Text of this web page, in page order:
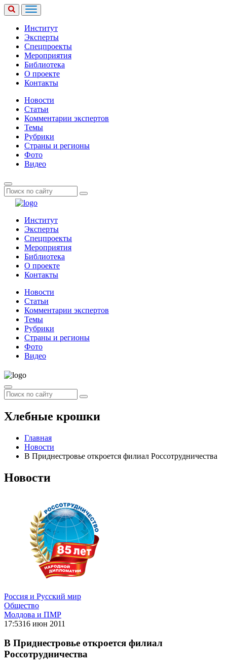
Институт
Эксперты
Спецпроекты
Мероприятия
Библиотека
О проекте
Контакты
Новости
Статьи
Комментарии экспертов
Темы
Рубрики
Страны и регионы
Фото
Видео
Институт
Эксперты
Спецпроекты
Мероприятия
Библиотека
О проекте
Контакты
Новости
Статьи
Комментарии экспертов
Темы
Рубрики
Страны и регионы
Фото
Видео
Хлебные крошки
Главная
Новости
В Приднестровье откроется филиал Россотрудничества
Новости
Россия и Русский мир
Общество
Молдова и ПМР
17:5316 июн 2011
В Приднестровье откроется филиал
Россотрудничества